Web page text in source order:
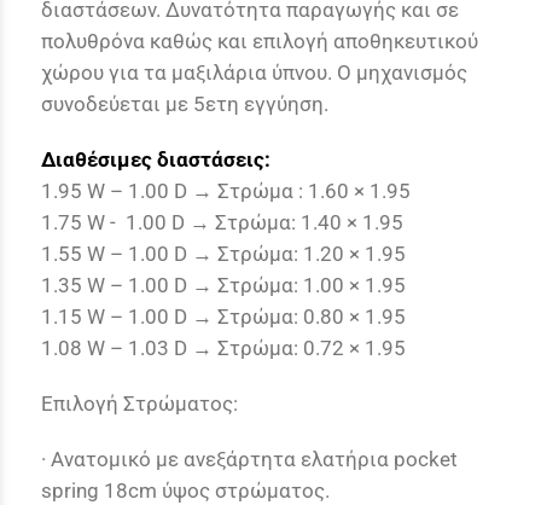
διαστάσεων. Δυνατότητα παραγωγής και σε
πολυθρόνα καθώς και επιλογή αποθηκευτικού
χώρου για τα μαξιλάρια ύπνου. Ο μηχανισμός
συνοδεύεται με 5ετη εγγύηση.
Διαθέσιμες διαστάσεις:
1.95 W – 1.00 D → Στρώμα : 1.60 × 1.95
1.75 W - 1.00 D → Στρώμα: 1.40 × 1.95
1.55 W – 1.00 D → Στρώμα: 1.20 × 1.95
1.35 W – 1.00 D → Στρώμα: 1.00 × 1.95
1.15 W – 1.00 D → Στρώμα: 0.80 × 1.95
1.08 W – 1.03 D → Στρώμα: 0.72 × 1.95
Επιλογή Στρώματος:
· Ανατομικό με ανεξάρτητα ελατήρια pocket
spring 18cm ύψος στρώματος.